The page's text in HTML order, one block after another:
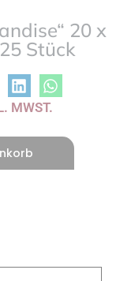
20 x
Stück
MWST.